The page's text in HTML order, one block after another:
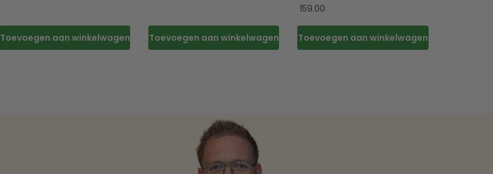
Toevoegen aan winkelwagen Toevoegen aan winkelwagen
159.00
Toevoegen aan winkelwagen